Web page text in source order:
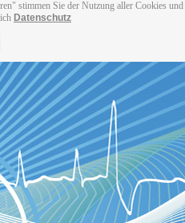
stimmen Sie der Nutzung aller Cookies
Datenschutz